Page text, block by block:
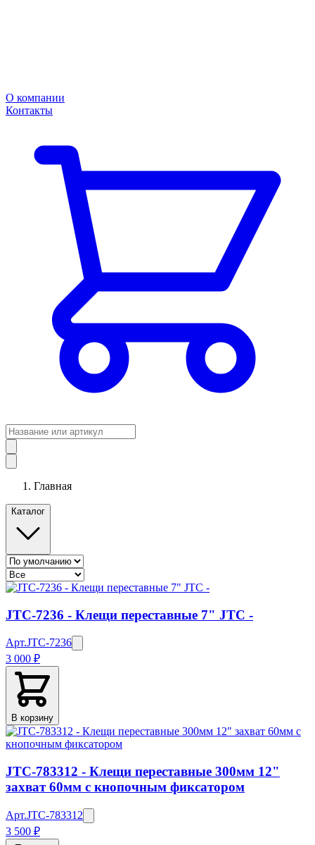
О компании
Контакты
Главная
Каталог
JTC-7236 - Клещи переставные 7" JTC -
Арт.JTC-7236
3 000 ₽
В корзину
JTC-783312 - Клещи переставные 300мм 12"
захват 60мм с кнопочным фиксатором
Арт.JTC-783312
3 500 ₽